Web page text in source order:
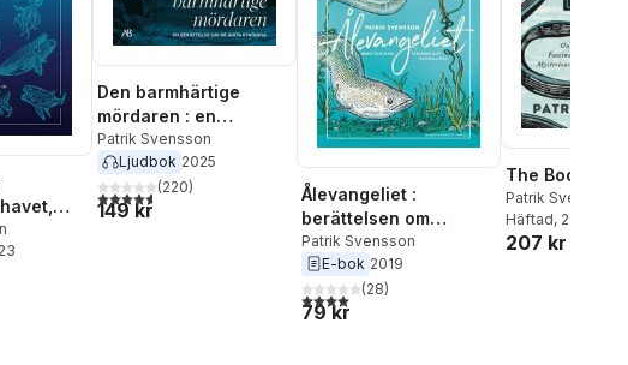
Totalt antal röster:
Den barmhärtige
mördaren : en
berättelse om de sista
statarna
Patrik Svensson
Ljudbok 2025
4,6utav 5 stjärnor. Totalt antal röster:
(220)
149 kr
Ålevangeliet :
berättelsen om
världens mest gåtfulla
fisk
Patrik Svensson
E-bok 2019
4,0utav 5 stjärnor. Totalt antal röster:
(28)
79 kr
The Book of
Patrik Svensson
Häftad, 2021
207 kr